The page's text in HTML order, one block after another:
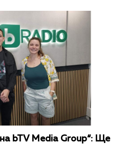
bTV Media Group“: Ще